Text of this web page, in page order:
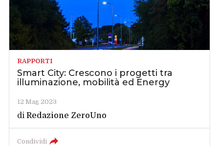
RAPPORTI
Smart City: Crescono i progetti tra
illuminazione, mobilità ed Energy
12 Mag 2023
diRedazione ZeroUno
Condividi